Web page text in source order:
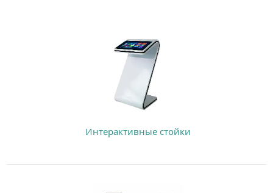
Интерактивные стойки